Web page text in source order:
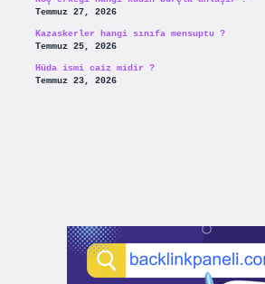
Temmuz 27, 2026
Kazaskerler hangi sınıfa mensuptu ?
Temmuz 25, 2026
Hüda ismi caiz midir ?
Temmuz 23, 2026